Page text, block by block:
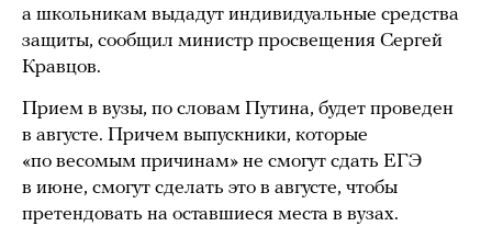
а школьникам выдадут индивидуальные средства
защиты, сообщил министр просвещения Сергей
Кравцов.
Прием в вузы, по словам Путина, будет проведен
в августе. Причем выпускники, которые
«по весомым причинам» не смогут сдать ЕГЭ
в июне, смогут сделать это в августе, чтобы
претендовать на оставшиеся места в вузах.